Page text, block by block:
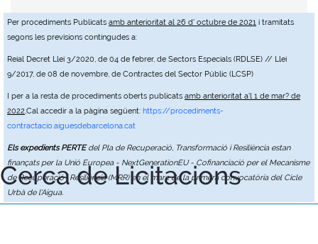
Per procediments Publicats amb anterioritat al 26 d' octubre de 2021 i tramitats
segons les previsions contingudes a:
Reial Decret Llei 3/2020, de 04 de febrer, de Sectors Especials (RDLSE) // Llei
9/2017, de 08 de novembre, de Contractes del Sector Públic (LCSP)
I per a la resta de procediments oberts publicats amb anterioritat a'l 1 de mar? de
2022,Cal accedir a la pàgina següent: https://procediments-
contractacio.aiguesdebarcelona.cat
Els expedients PERTEdel Pla de Recuperació, Transformació i Resiliència estan
finançats per la Unió Europea - NextGenerationEU - Cofinanciació per el Mecanisme
de Recuperació i Resiliència (MRR) en el marc de la primera convocatòria del Cicle
Urbà de l'Aigua.
Cerca de Licitacions